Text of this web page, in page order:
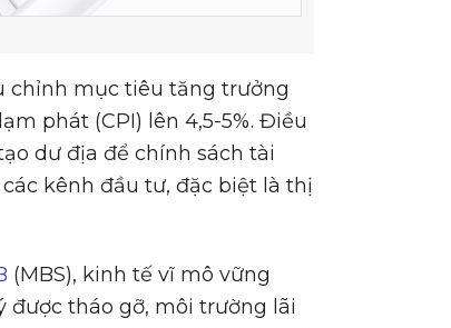
chỉnh mục tiêu tăng trưởng
phát (CPI) lên 4,5-5%. Điều
dư địa để chính sách tài
kênh đầu tư, đặc biệt là thị
(MBS), kinh tế vĩ mô vững
được tháo gỡ, môi trường lãi